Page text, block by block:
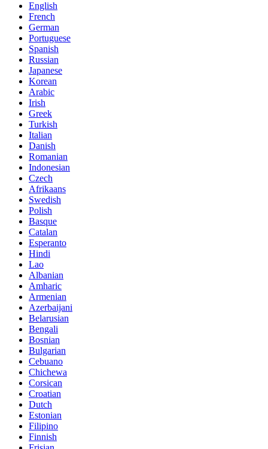
English
French
German
Portuguese
Spanish
Russian
Japanese
Korean
Arabic
Irish
Greek
Turkish
Italian
Danish
Romanian
Indonesian
Czech
Afrikaans
Swedish
Polish
Basque
Catalan
Esperanto
Hindi
Lao
Albanian
Amharic
Armenian
Azerbaijani
Belarusian
Bengali
Bosnian
Bulgarian
Cebuano
Chichewa
Corsican
Croatian
Dutch
Estonian
Filipino
Finnish